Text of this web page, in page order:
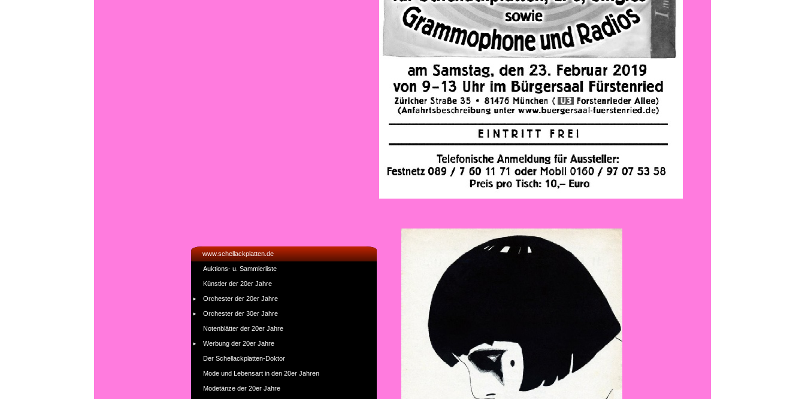
www.schellackplatten.de
Auktions- u. Sammlerliste
Künstler der 20er Jahre
Orchester der 20er Jahre
Orchester der 30er Jahre
Notenblätter der 20er Jahre
Werbung der 20er Jahre
Der Schellackplatten-Doktor
Mode und Lebensart in den 20er Jahren
Modetänze der 20er Jahre